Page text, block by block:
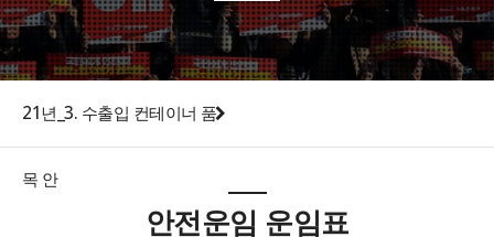
21년_3. 수출입 컨테이너 품
목 안
안전운임 운임표